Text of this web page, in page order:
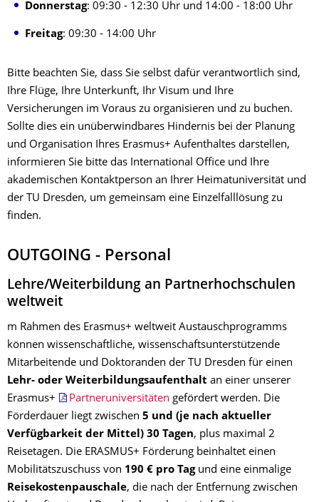
Donnerstag: 09:30 - 12:30 Uhr und 14:00 - 18:00 Uhr
Freitag: 09:30 - 14:00 Uhr
Bitte beachten Sie, dass Sie selbst dafür verantwortlich sind,
Ihre Flüge, Ihre Unterkunft, Ihr Visum und Ihre
Versicherungen im Voraus zu organisieren und zu buchen.
Sollte dies ein unüberwindbares Hindernis bei der Planung
und Organisation Ihres Erasmus+ Aufenthaltes darstellen,
informieren Sie bitte das International Office und Ihre
akademischen Kontaktperson an Ihrer Heimatuniversität und
der TU Dresden, um gemeinsam eine Einzelfalllösung zu
finden.
OUTGOING - Personal
Lehre/Weiterbildung an Partnerhochschulen
weltweit
m Rahmen des Erasmus+ weltweit Austauschprogramms
können wissenschaftliche, wissenschaftsunterstützende
Mitarbeitende und Doktoranden der TU Dresden für einen
Lehr- oder Weiterbildungsaufenthalt an einer unserer
Erasmus+
Partneruniversitäten gefördert werden. Die
Förderdauer liegt zwischen 5 und (je nach aktueller
Verfügbarkeit der Mittel) 30 Tagen, plus maximal 2
Reisetagen. Die ERASMUS+ Förderung beinhaltet einen
Mobilitätszuschuss von 190 € pro Tagund eine einmalige
Reisekostenpauschale, die nach der Entfernung zwischen